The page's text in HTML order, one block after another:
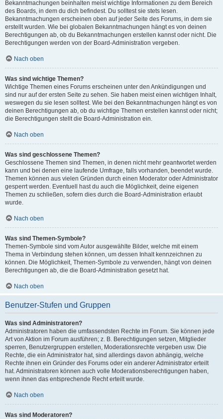
Bekanntmachungen beinhalten meist wichtige Informationen zu dem Bereich
des Boards, in dem du dich befindest. Du solltest sie stets lesen.
Bekanntmachungen erscheinen oben auf jeder Seite des Forums, in dem sie
erstellt wurden. Wie bei globalen Bekanntmachungen hängt es von deinen
Berechtigungen ab, ob du Bekanntmachungen erstellen kannst oder nicht. Die
Berechtigungen werden von der Board-Administration vergeben.
Nach oben
Was sind wichtige Themen?
Wichtige Themen eines Forums erscheinen unter den Ankündigungen und
sind nur auf der ersten Seite zu sehen. Sie haben meist einen wichtigen Inhalt,
weswegen du sie lesen solltest. Wie bei den Bekanntmachungen hängt es von
deinen Berechtigungen ab, ob du wichtige Themen erstellen kannst oder nicht;
die Berechtigungen stellt die Board-Administration ein.
Nach oben
Was sind geschlossene Themen?
Geschlossene Themen sind Themen, in denen nicht mehr geantwortet werden
kann und bei denen eine laufende Umfrage, falls vorhanden, beendet wurde.
Themen können aus vielen Gründen durch einen Moderator oder Administrator
gesperrt werden. Eventuell hast du auch die Möglichkeit, deine eigenen
Themen zu schließen, sofern dies durch die Board-Administration erlaubt
wurde.
Nach oben
Was sind Themen-Symbole?
Themen-Symbole sind vom Autor ausgewählte Bilder, welche mit einem
Thema in Verbindung stehen können, um dessen Inhalt kennzeichnen zu
können. Die Möglichkeit, Themen-Symbole zu verwenden, hängt von deinen
Berechtigungen ab, die die Board-Administration gesetzt hat.
Nach oben
Benutzer-Stufen und Gruppen
Was sind Administratoren?
Administratoren haben die umfassendsten Rechte im Forum. Sie können jede
Art von Aktion im Forum ausführen; z. B. Berechtigungen setzen, Mitglieder
sperren, Benutzergruppen erstellen, Moderationsrechte vergeben usw. Die
Rechte, die ein Administrator hat, sind allerdings davon abhängig, welche
Rechte ihnen ein Gründer des Forums oder ein anderer Administrator erteilt
hat. Administratoren können auch volle Moderationsberechtigungen haben,
wenn ihnen das entsprechende Recht erteilt wurde.
Nach oben
Was sind Moderatoren?